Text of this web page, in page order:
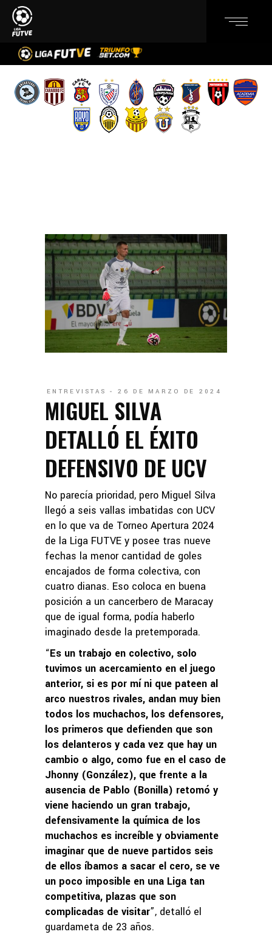
ENTREVISTAS 26 DE MARZO DE 2024
MIGUEL SILVA
DETALLÓ EL ÉXITO
DEFENSIVO DE UCV
No parecía prioridad, pero Miguel Silva
llegó a seis vallas imbatidas con UCV
en lo que va de Torneo Apertura 2024
de la Liga FUTVE y posee tras nueve
fechas la menor cantidad de goles
encajados de forma colectiva, con
cuatro dianas. Eso coloca en buena
posición a un cancerbero de Maracay
que de igual forma, podía haberlo
imaginado desde la pretemporada.
“Es un trabajo en colectivo, solo
tuvimos un acercamiento en el juego
anterior, si es por mí ni que pateen al
arco nuestros rivales, andan muy bien
todos los muchachos, los defensores,
los primeros que defienden que son
los delanteros y cada vez que hay un
cambio o algo, como fue en el caso de
Jhonny (González), que frente a la
ausencia de Pablo (Bonilla) retomó y
viene haciendo un gran trabajo,
defensivamente la química de los
muchachos es increíble y obviamente
imaginar que de nueve partidos seis
de ellos íbamos a sacar el cero, se ve
un poco imposible en una Liga tan
competitiva, plazas que son
complicadas de visitar”, detalló el
guardameta de 23 años.